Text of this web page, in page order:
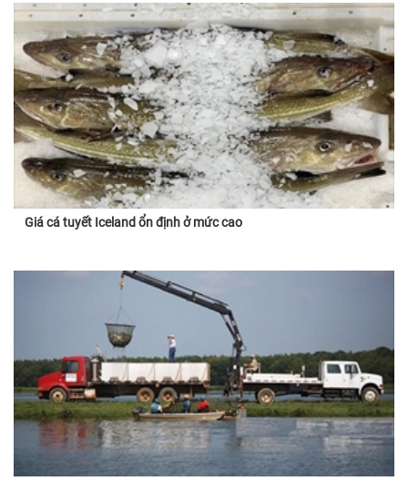
Giá cá tuyết Iceland ổn định ở mức cao